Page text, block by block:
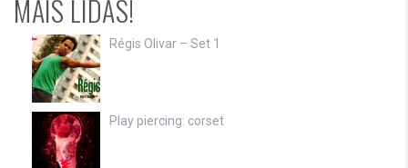
MAIS LIDAS!
Régis Olivar – Set 1
Play piercing: corset